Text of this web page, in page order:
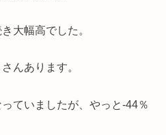
大幅高でした。
んあります。
ていましたが、やっと-44％